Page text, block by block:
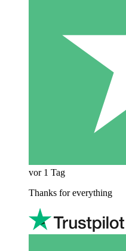
vor 1 Tag
Thanks for everything